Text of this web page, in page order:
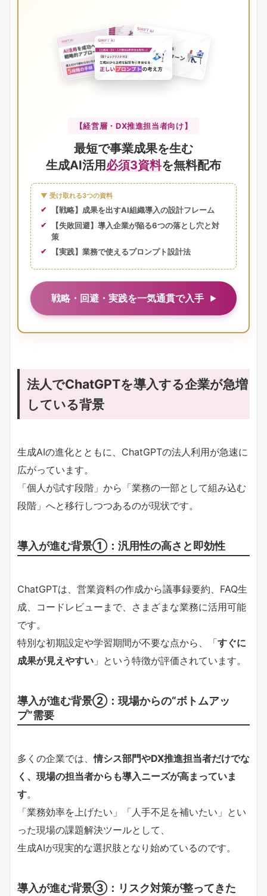
【経営層・DX推進担当者向け】
最短で事業成果を生む
生成AI活用必須3資料を無料配布
▼ 受け取れる3つの資料
【戦略】成果を出すAI組織導入の設計フレーム
【失敗回避】導入企業が陥る6つの落とし穴と対
策
【実践】業務で使えるプロンプト設計法
戦略・回避・実践を一気通貫で入手
法人でChatGPTを導入する企業が急増
している背景
生成AIの進化とともに、ChatGPTの法人利用が急速に
広がっています。
「個人が試す段階」から「業務の一部として組み込む
段階」へと移行しつつあるのが現状です。
導入が進む背景①：汎用性の高さと即効性
ChatGPTは、営業資料の作成から議事録要約、FAQ生
成、コードレビューまで、さまざまな業務に活用可能
です。
特別な初期設定や学習期間が不要な点から、「すぐに
成果が見えやすい 」という特徴が評価されています。
導入が進む背景②：現場からの“ボトムアッ
プ”需要
多くの企業では、情シス部門やDX推進担当者だけでな
く、現場の担当者からも導入ニーズが高まっていま
す。
「業務効率を上げたい」「人手不足を補いたい」とい
った現場の課題解決ツールとして、
生成AIが現実的な選択肢となり始めているのです。
導入が進む背景③：リスク対策が整ってきた